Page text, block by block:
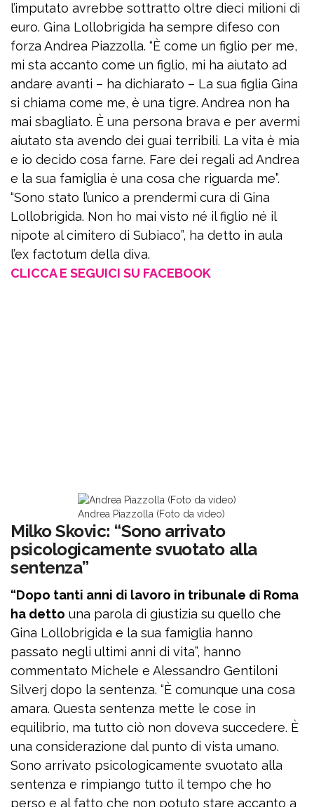
l’imputato avrebbe sottratto oltre dieci milioni di
euro. Gina Lollobrigida ha sempre difeso con
forza Andrea Piazzolla. “È come un figlio per me,
mi sta accanto come un figlio, mi ha aiutato ad
andare avanti – ha dichiarato – La sua figlia Gina
si chiama come me, è una tigre. Andrea non ha
mai sbagliato. È una persona brava e per avermi
aiutato sta avendo dei guai terribili. La vita è mia
e io decido cosa farne. Fare dei regali ad Andrea
e la sua famiglia è una cosa che riguarda me”.
“Sono stato l’unico a prendermi cura di Gina
Lollobrigida. Non ho mai visto né il figlio né il
nipote al cimitero di Subiaco”, ha detto in aula
l’ex factotum della diva.
CLICCA E SEGUICI SU FACEBOOK
Andrea Piazzolla (Foto da video)
Milko Skovic: “Sono arrivato
psicologicamente svuotato alla
sentenza”
“Dopo tanti anni di lavoro in tribunale di Roma
ha detto una parola di giustizia su quello che
Gina Lollobrigida e la sua famiglia hanno
passato negli ultimi anni di vita”, hanno
commentato Michele e Alessandro Gentiloni
Silverj dopo la sentenza. “È comunque una cosa
amara. Questa sentenza mette le cose in
equilibrio, ma tutto ciò non doveva succedere. È
una considerazione dal punto di vista umano.
Sono arrivato psicologicamente svuotato alla
sentenza e rimpiango tutto il tempo che ho
perso e al fatto che non potuto stare accanto a